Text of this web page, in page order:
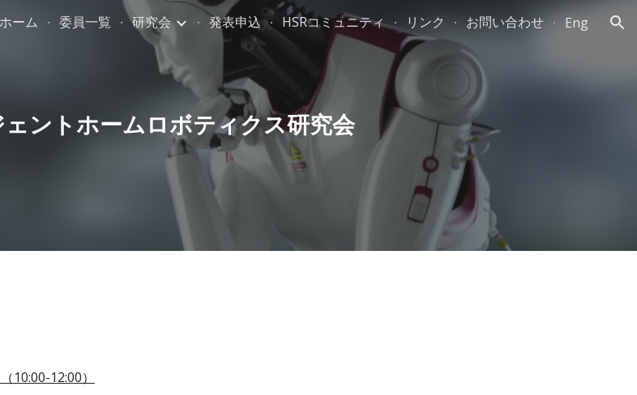
Skip to navigation
ホーム 委員一覧 研究会 発表申込 HSRコミュニティ リンク お問い合わせ Eng
ントホームロボティクス研究会
10:00-12:00）